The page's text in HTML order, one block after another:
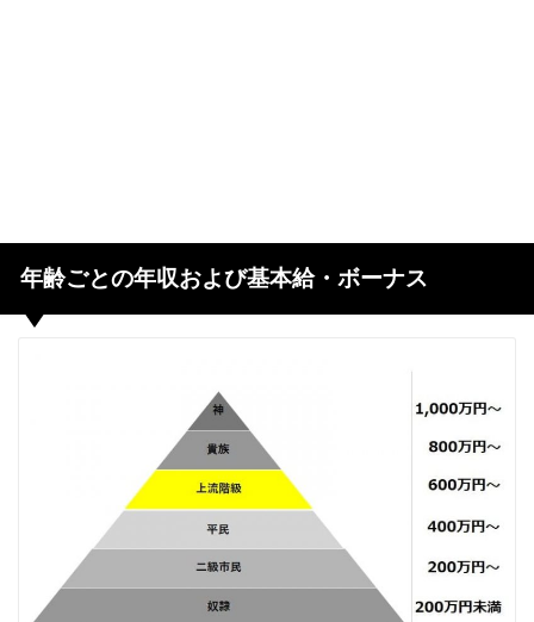
年齢ごとの年収および基本給・ボーナス